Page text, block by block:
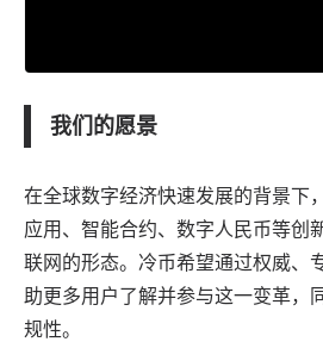
我们的愿景
在全球数字经济快速发展的背景下
应用、智能合约、数字人民币等创
联网的形态。 冷币希望通过权威、
助更多用户了解并参与这一变革，
规性。